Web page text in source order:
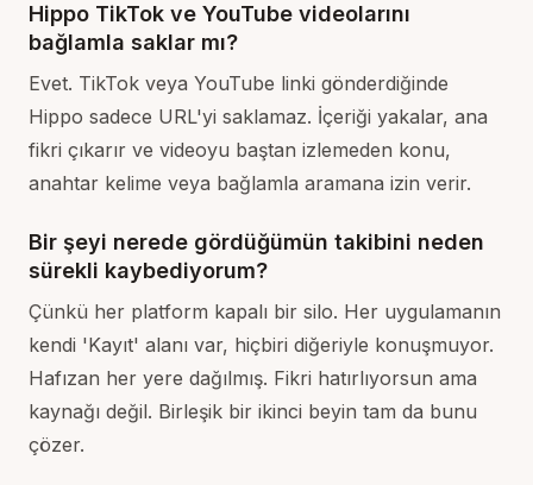
Hippo TikTok ve YouTube videolarını
bağlamla saklar mı?
Evet. TikTok veya YouTube linki gönderdiğinde
Hippo sadece URL'yi saklamaz. İçeriği yakalar, ana
fikri çıkarır ve videoyu baştan izlemeden konu,
anahtar kelime veya bağlamla aramana izin verir.
Bir şeyi nerede gördüğümün takibini neden
sürekli kaybediyorum?
Çünkü her platform kapalı bir silo. Her uygulamanın
kendi 'Kayıt' alanı var, hiçbiri diğeriyle konuşmuyor.
Hafızan her yere dağılmış. Fikri hatırlıyorsun ama
kaynağı değil. Birleşik bir ikinci beyin tam da bunu
çözer.